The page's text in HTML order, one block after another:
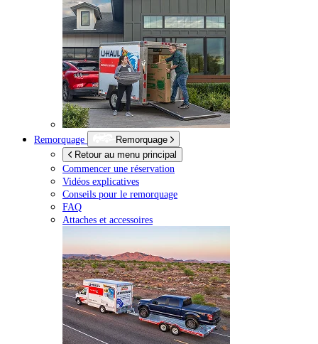
Remorquage
Remorquage
Retour au menu principal
Commencer une réservation
Vidéos explicatives
Conseils pour le remorquage
FAQ
Attaches et accessoires